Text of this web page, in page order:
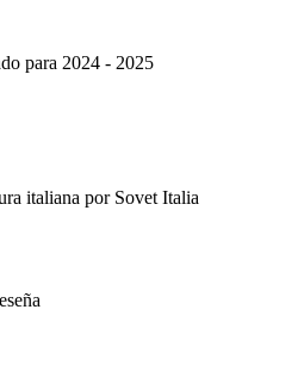
para 2024 - 2025
italiana por Sovet Italia